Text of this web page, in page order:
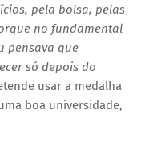
pela bolsa, pelas
no fundamental
pensava que
só depois do
usar a medalha
boa universidade,